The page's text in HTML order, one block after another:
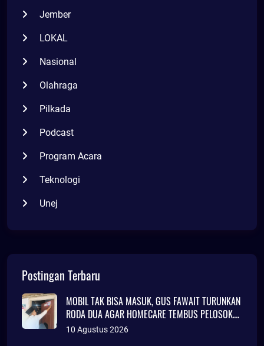
Jember
LOKAL
Nasional
Olahraga
Pilkada
Podcast
Program Acara
Teknologi
Unej
Postingan Terbaru
MOBIL TAK BISA MASUK, GUS FAWAIT TURUNKAN
RODA DUA AGAR HOMECARE TEMBUS PELOSOK
JEMBER
10 Agustus 2026